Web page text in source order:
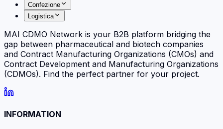
Confezione
Logistica
MAI CDMO Network is your B2B platform bridging the
gap between pharmaceutical and biotech companies
and Contract Manufacturing Organizations (CMOs) and
Contract Development and Manufacturing Organizations
(CDMOs). Find the perfect partner for your project.
INFORMATION